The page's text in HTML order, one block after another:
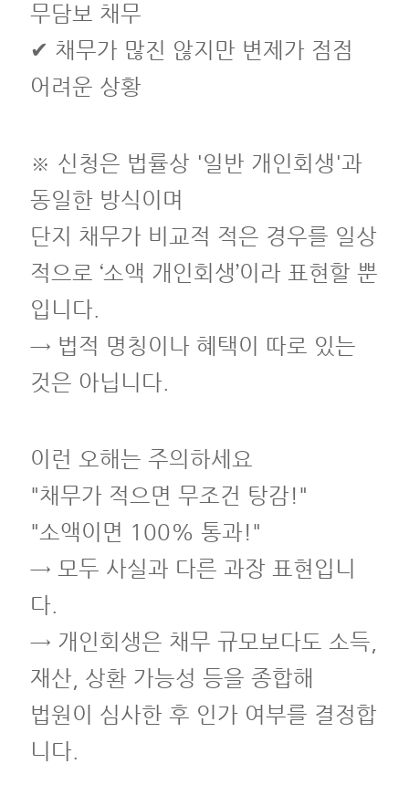
무담보 채무
✔ 채무가 많진 않지만 변제가 점점
어려운 상황
※ 신청은 법률상 '일반 개인회생'과
동일한 방식이며
단지 채무가 비교적 적은 경우를 일상
적으로 ‘소액 개인회생’이라 표현할 뿐
입니다.
→ 법적 명칭이나 혜택이 따로 있는
것은 아닙니다.
이런 오해는 주의하세요
"채무가 적으면 무조건 탕감!"
"소액이면 100% 통과!"
→ 모두 사실과 다른 과장 표현입니
다.
→ 개인회생은 채무 규모보다도 소득,
재산, 상환 가능성 등을 종합해
법원이 심사한 후 인가 여부를 결정합
니다.